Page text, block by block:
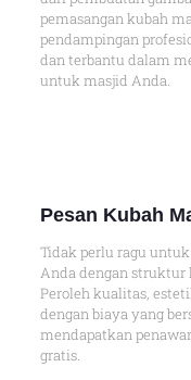
pemasangan kubah
pendampingan
dan terbantu dalam
untuk masjid Anda.
Pesan Kubah
Tidak perlu ragu
Anda dengan struktur
Peroleh kualitas,
dengan biaya yang
mendapatkan
gratis.